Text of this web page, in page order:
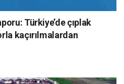
Türkiye’de çıplak
kaçırılmalardan